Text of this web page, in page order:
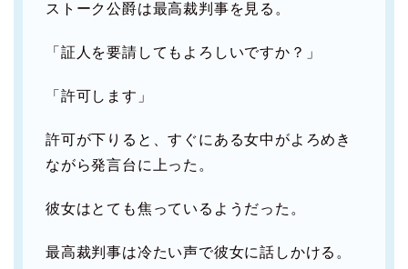
ストーク公爵は最高裁判事を見る。
「証人を要請してもよろしいですか？」
「許可します」
許可が下りると、すぐにある女中がよろめき
ながら発言台に上った。
彼女はとても焦っているようだった。
最高裁判事は冷たい声で彼女に話しかける。